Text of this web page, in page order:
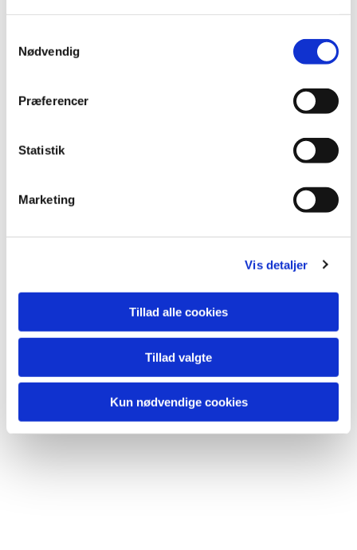
Nødvendig
Præferencer
Statistik
Marketing
Vis detaljer
Tillad alle cookies
Tillad valgte
Kun nødvendige cookies
Du vil måske også kunne